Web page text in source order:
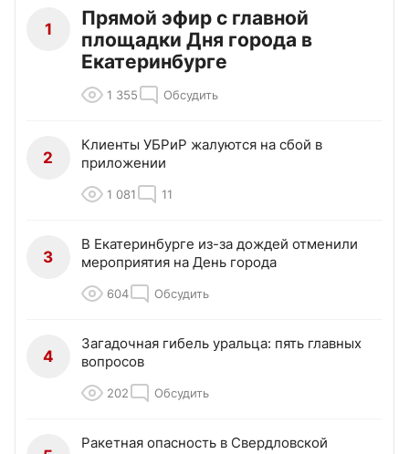
1
Прямой эфир с главной
площадки Дня города в
Екатеринбурге
1 355 Обсудить
2
Клиенты УБРиР жалуются на сбой в
приложении
1 081 11
3
В Екатеринбурге из-за дождей отменили
мероприятия на День города
604 Обсудить
4
Загадочная гибель уральца: пять главных
вопросов
202 Обсудить
Ракетная опасность в Свердловской